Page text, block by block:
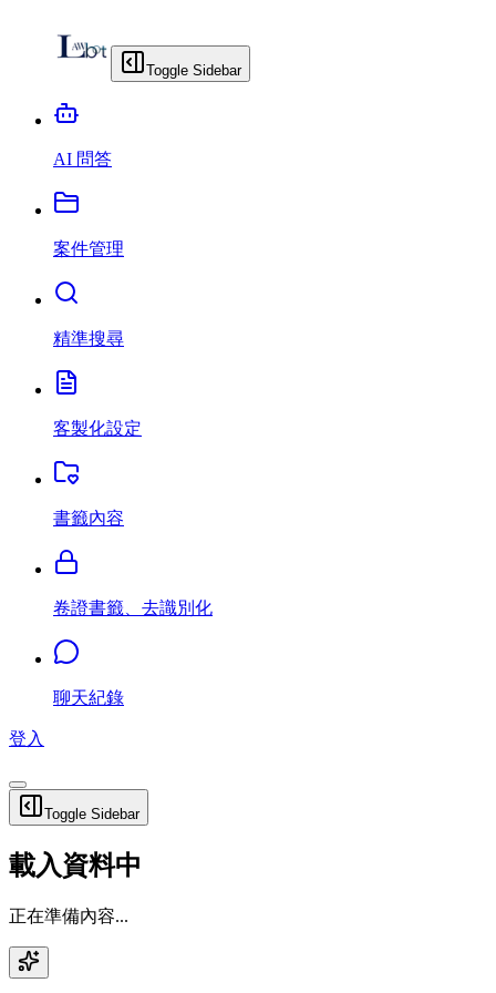
Toggle Sidebar
AI 問答
案件管理
精準搜尋
客製化設定
書籤內容
卷證書籤、去識別化
聊天紀錄
登入
Toggle Sidebar
載入資料中
正在準備內容...